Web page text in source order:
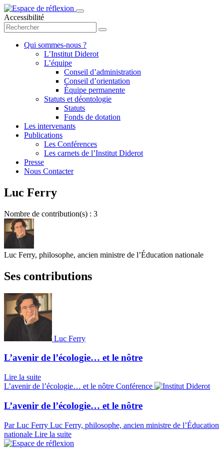
Accessibilité
Qui sommes-nous ?
L’Institut Diderot
L’équipe
Conseil d’administration
Conseil d’orientation
Équipe permanente
Statuts et déontologie
Statuts
Fonds de dotation
Les intervenants
Publications
Les Conférences
Les carnets de l’Institut Diderot
Presse
Nous Contacter
Luc Ferry
Nombre de contribution(s) : 3
Luc Ferry, philosophe, ancien ministre de l’Éducation nationale
Ses contributions
Luc Ferry
L’avenir de l’écologie… et le nôtre
Lire la suite
L’avenir de l’écologie… et le nôtre Conférence
L’avenir de l’écologie… et le nôtre
Par Luc Ferry Luc Ferry, philosophe, ancien ministre de l’Éducation
nationale Lire la suite